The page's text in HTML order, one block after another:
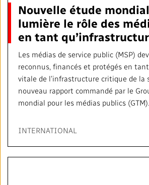
Nouvelle étude
lumière le rôle des
en tant
Les médias de service public (MSP)
reconnus, financés et protégés en
vitale de l’infrastructure critique de la
nouveau rapport commandé par le
mondial pour les médias publics (GTM).
INTERNATIONAL